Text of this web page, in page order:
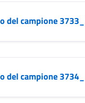
campione
campione